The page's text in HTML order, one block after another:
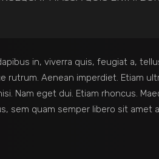
in, viverra quis, feugiat a,
rutrum. Aenean imperdiet. Etiam
Nam eget dui. Etiam rhoncus.
sem quam semper libero sit amet